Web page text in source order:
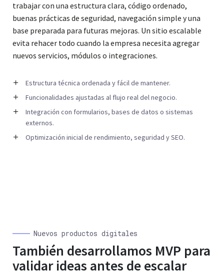
trabajar con una estructura clara, código ordenado,
buenas prácticas de seguridad, navegación simple y una
base preparada para futuras mejoras. Un sitio escalable
evita rehacer todo cuando la empresa necesita agregar
nuevos servicios, módulos o integraciones.
Estructura técnica ordenada y fácil de mantener.
Funcionalidades ajustadas al flujo real del negocio.
Integración con formularios, bases de datos o sistemas
externos.
Optimización inicial de rendimiento, seguridad y SEO.
Nuevos productos digitales
También desarrollamos MVP para
validar ideas antes de escalar